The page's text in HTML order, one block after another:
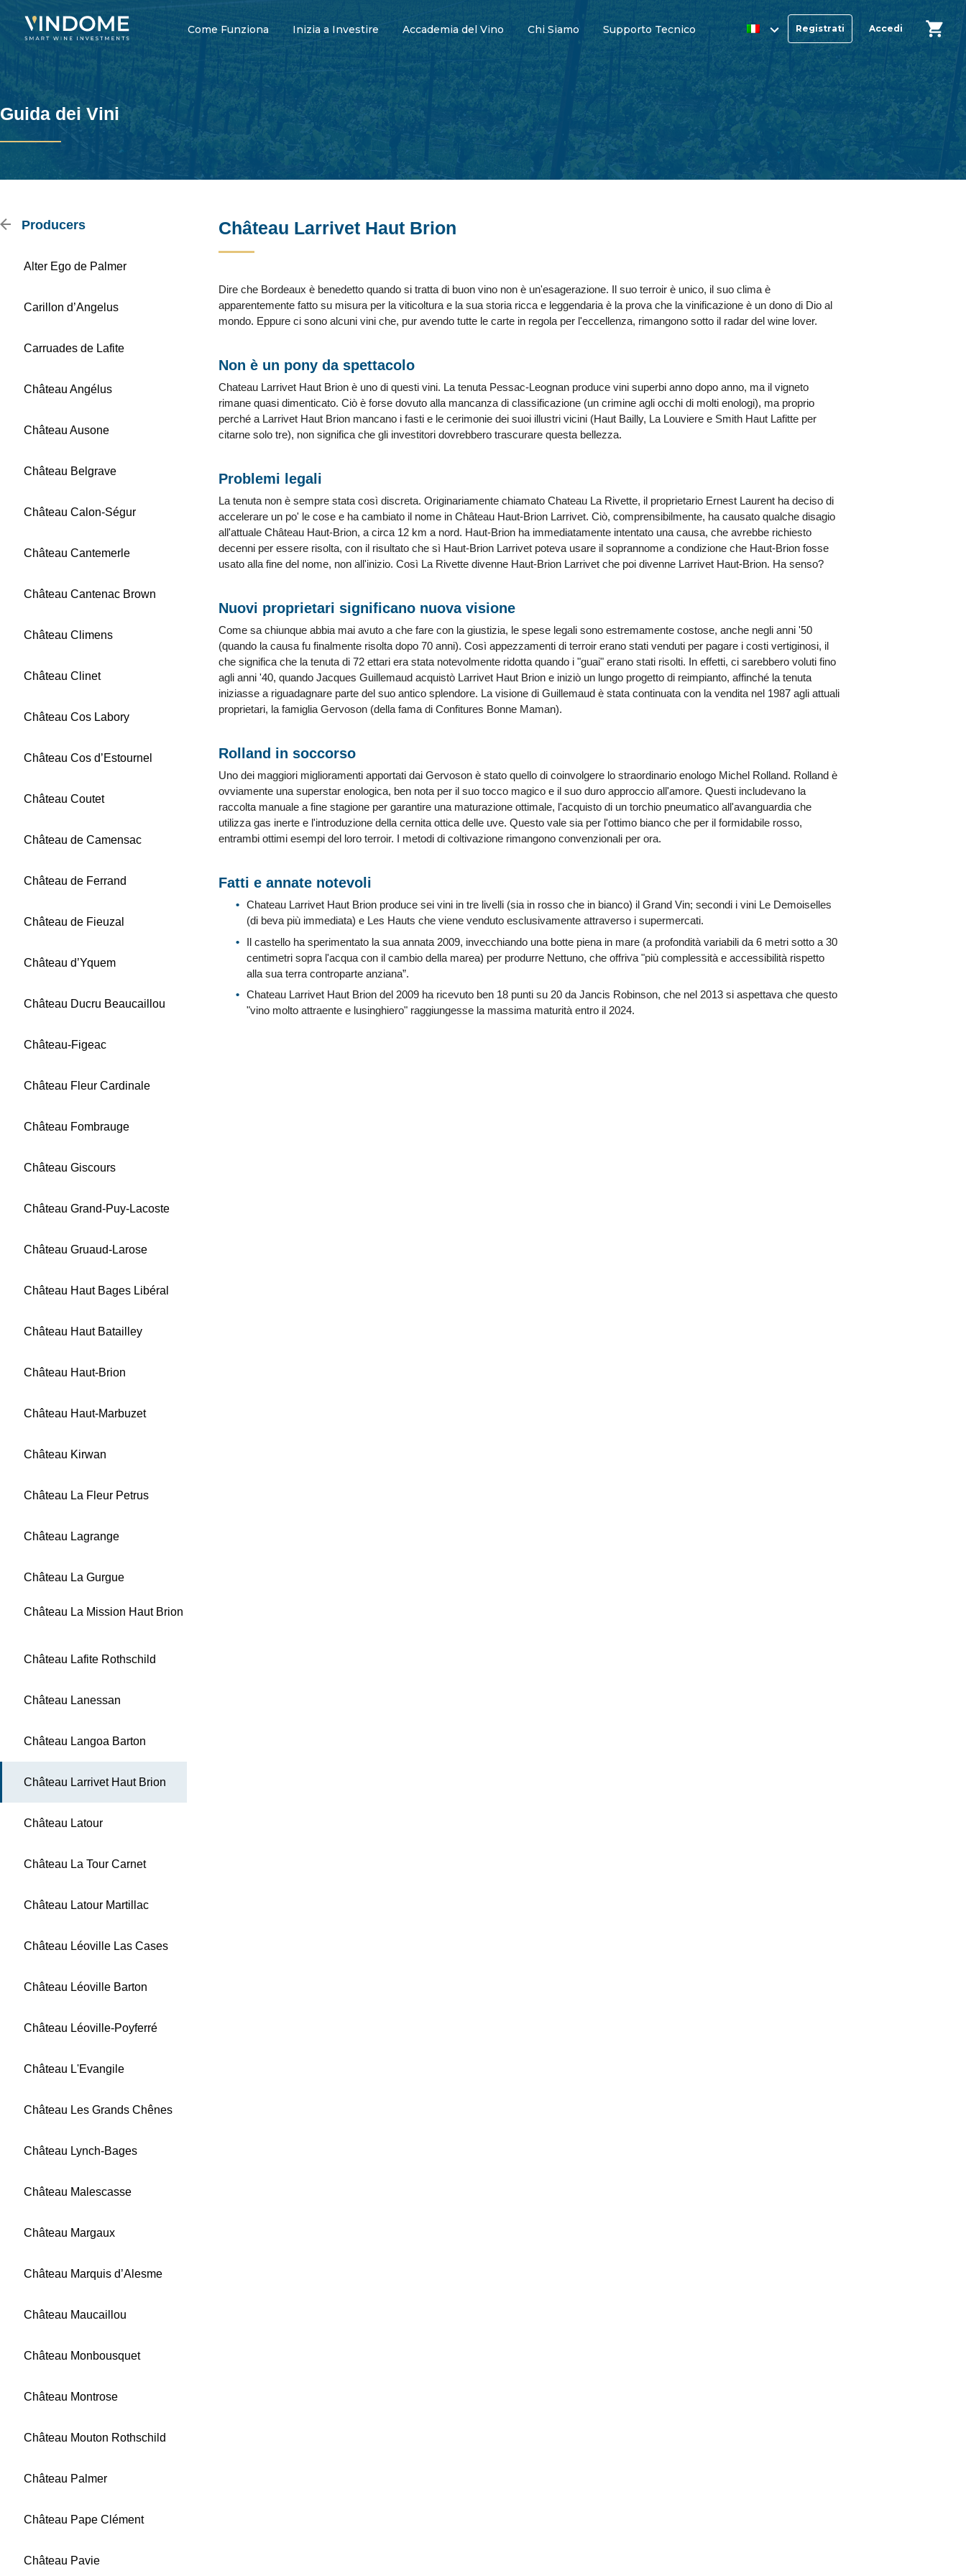
Come Funziona Inizia a Investire Accademia del Vino Chi Siamo Supporto Tecnico Registrati Accedi
Guida dei Vini
Producers
Alter Ego de Palmer
Carillon d’Angelus
Carruades de Lafite
Château Angélus
Château Ausone
Château Belgrave
Château Calon-Ségur
Château Cantemerle
Château Cantenac Brown
Château Climens
Château Clinet
Château Cos Labory
Château Cos d’Estournel
Château Coutet
Château de Camensac
Château de Ferrand
Château de Fieuzal
Château d’Yquem
Château Ducru Beaucaillou
Château-Figeac
Château Fleur Cardinale
Château Fombrauge
Château Giscours
Château Grand-Puy-Lacoste
Château Gruaud-Larose
Château Haut Bages Libéral
Château Haut Batailley
Château Haut-Brion
Château Haut-Marbuzet
Château Kirwan
Château La Fleur Petrus
Château Lagrange
Château La Gurgue
Château La Mission Haut Brion
Château Lafite Rothschild
Château Lanessan
Château Langoa Barton
Château Larrivet Haut Brion
Château Latour
Château La Tour Carnet
Château Latour Martillac
Château Léoville Las Cases
Château Léoville Barton
Château Léoville-Poyferré
Château L'Evangile
Château Les Grands Chênes
Château Lynch-Bages
Château Malescasse
Château Margaux
Château Marquis d’Alesme
Château Maucaillou
Château Monbousquet
Château Montrose
Château Mouton Rothschild
Château Palmer
Château Pape Clément
Château Pavie
Château Larrivet Haut Brion
Dire che Bordeaux è benedetto quando si tratta di buon vino non è un'esagerazione. Il suo terroir è unico, il suo clima è
apparentemente fatto su misura per la viticoltura e la sua storia ricca e leggendaria è la prova che la vinificazione è un dono di Dio al
mondo. Eppure ci sono alcuni vini che, pur avendo tutte le carte in regola per l'eccellenza, rimangono sotto il radar del wine lover.
Non è un pony da spettacolo
Chateau Larrivet Haut Brion è uno di questi vini. La tenuta Pessac-Leognan produce vini superbi anno dopo anno, ma il vigneto
rimane quasi dimenticato. Ciò è forse dovuto alla mancanza di classificazione (un crimine agli occhi di molti enologi), ma proprio
perché a Larrivet Haut Brion mancano i fasti e le cerimonie dei suoi illustri vicini (Haut Bailly, La Louviere e Smith Haut Lafitte per
citarne solo tre), non significa che gli investitori dovrebbero trascurare questa bellezza.
Problemi legali
La tenuta non è sempre stata così discreta. Originariamente chiamato Chateau La Rivette, il proprietario Ernest Laurent ha deciso di
accelerare un po' le cose e ha cambiato il nome in Château Haut-Brion Larrivet. Ciò, comprensibilmente, ha causato qualche disagio
all'attuale Château Haut-Brion, a circa 12 km a nord. Haut-Brion ha immediatamente intentato una causa, che avrebbe richiesto
decenni per essere risolta, con il risultato che sì Haut-Brion Larrivet poteva usare il soprannome a condizione che Haut-Brion fosse
usato alla fine del nome, non all'inizio. Così La Rivette divenne Haut-Brion Larrivet che poi divenne Larrivet Haut-Brion. Ha senso?
Nuovi proprietari significano nuova visione
Come sa chiunque abbia mai avuto a che fare con la giustizia, le spese legali sono estremamente costose, anche negli anni '50
(quando la causa fu finalmente risolta dopo 70 anni). Così appezzamenti di terroir erano stati venduti per pagare i costi vertiginosi, il
che significa che la tenuta di 72 ettari era stata notevolmente ridotta quando i "guai" erano stati risolti. In effetti, ci sarebbero voluti fino
agli anni '40, quando Jacques Guillemaud acquistò Larrivet Haut Brion e iniziò un lungo progetto di reimpianto, affinché la tenuta
iniziasse a riguadagnare parte del suo antico splendore. La visione di Guillemaud è stata continuata con la vendita nel 1987 agli attuali
proprietari, la famiglia Gervoson (della fama di Confitures Bonne Maman).
Rolland in soccorso
Uno dei maggiori miglioramenti apportati dai Gervoson è stato quello di coinvolgere lo straordinario enologo Michel Rolland. Rolland è
ovviamente una superstar enologica, ben nota per il suo tocco magico e il suo duro approccio all'amore. Questi includevano la
raccolta manuale a fine stagione per garantire una maturazione ottimale, l'acquisto di un torchio pneumatico all'avanguardia che
utilizza gas inerte e l'introduzione della cernita ottica delle uve. Questo vale sia per l'ottimo bianco che per il formidabile rosso,
entrambi ottimi esempi del loro terroir. I metodi di coltivazione rimangono convenzionali per ora.
Fatti e annate notevoli
Chateau Larrivet Haut Brion produce sei vini in tre livelli (sia in rosso che in bianco) il Grand Vin; secondi i vini Le Demoiselles
(di beva più immediata) e Les Hauts che viene venduto esclusivamente attraverso i supermercati.
Il castello ha sperimentato la sua annata 2009, invecchiando una botte piena in mare (a profondità variabili da 6 metri sotto a 30
centimetri sopra l'acqua con il cambio della marea) per produrre Nettuno, che offriva "più complessità e accessibilità rispetto
alla sua terra controparte anziana”.
Chateau Larrivet Haut Brion del 2009 ha ricevuto ben 18 punti su 20 da Jancis Robinson, che nel 2013 si aspettava che questo
"vino molto attraente e lusinghiero" raggiungesse la massima maturità entro il 2024.